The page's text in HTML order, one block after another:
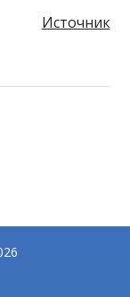
Источник